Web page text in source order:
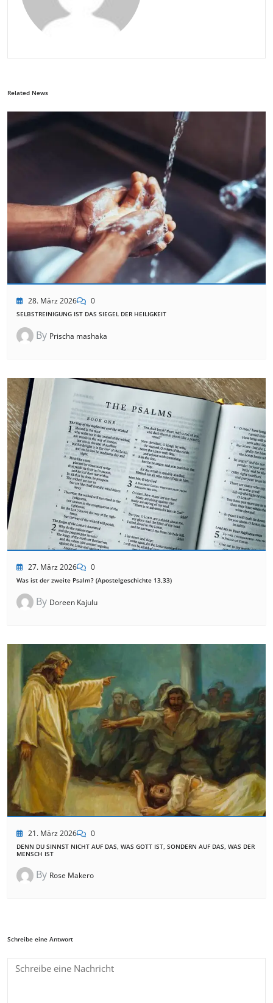
Related News
28. März 2026 0
SELBSTREINIGUNG IST DAS SIEGEL DER HEILIGKEIT
By Prischa mashaka
27. März 2026 0
Was ist der zweite Psalm? (Apostelgeschichte 13,33)
By Doreen Kajulu
21. März 2026 0
DENN DU SINNST NICHT AUF DAS, WAS GOTT IST, SONDERN AUF DAS, WAS DER
MENSCH IST
By Rose Makero
Schreibe eine Antwort